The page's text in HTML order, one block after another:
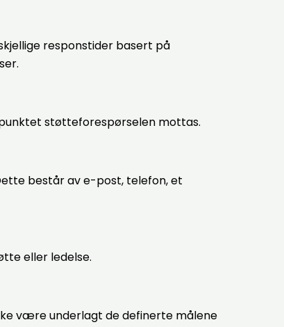
responstider basert på
støtteforespørselen mottas.
består av e-post, telefon, et
eller ledelse.
være underlagt de definerte målene